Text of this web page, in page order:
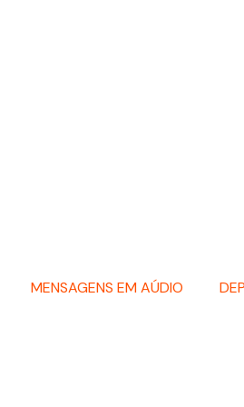
MENSAGENS EM AÚDIO